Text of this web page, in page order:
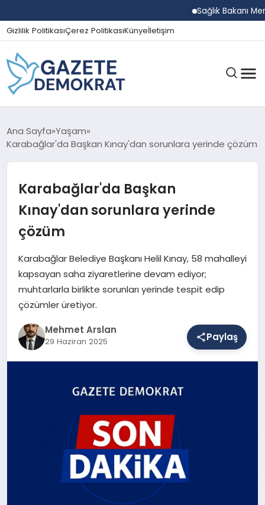
Sağlık Bakanı
Gizlilik PolitikasıÇerez PolitikasıKünyeİletişim
GÜNDEM
SPOR
MAGAZIN
SAĞLIK
EĞITIM
Ana Sayfa Yaşam
Karabağlar'da Başkan Kınay'dan sorunlara yerinde çözüm
Karabağlar'da Başkan
Kınay'dan sorunlara yerinde
çözüm
Karabağlar Belediye Başkanı Helil Kınay, 58 mahalleyi
kapsayan saha ziyaretlerine devam ediyor;
muhtarlarla birlikte sorunları yerinde tespit edip
çözümler üretiyor.
Mehmet Arslan
29 Haziran 2025 Paylaş